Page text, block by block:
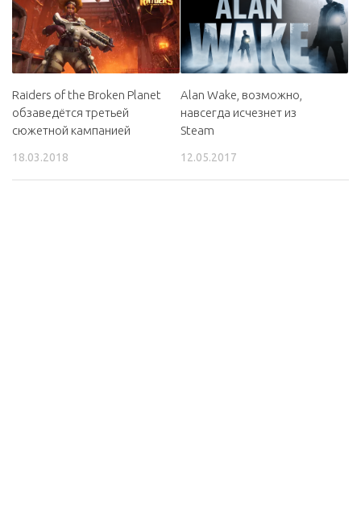
Raiders of the Broken Planet
обзаведётся третьей
сюжетной кампанией
18.03.2018
Alan Wake, возможно,
навсегда исчезнет из
Steam
12.05.2017